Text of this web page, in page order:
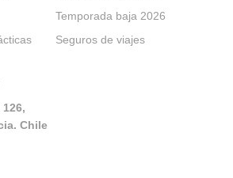
Temporada baja 2026
Seguros de viajes
Chile